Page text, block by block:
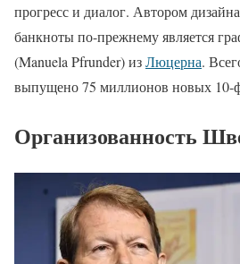
прогресс и диалог. Автором
банкноты по-прежнему является
(Manuela Pfrunder) изЛюцерна.
выпущено 75 миллионов новых 10-
Организованность